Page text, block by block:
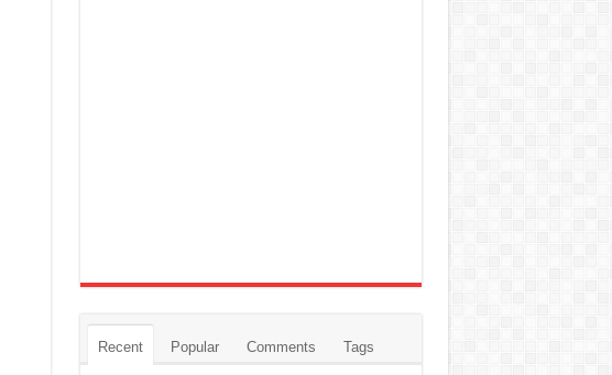
Recent Popular Comments Tags